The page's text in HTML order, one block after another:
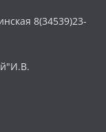
8(34539)23-